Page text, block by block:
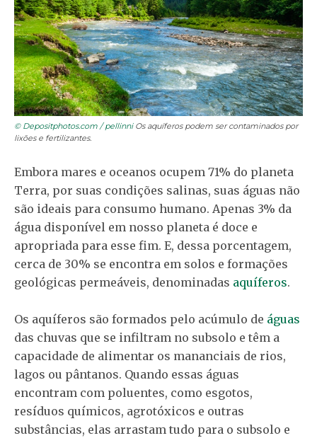
© Depositphotos.com / pellinniOs aquíferos podem ser contaminados por
lixões e fertilizantes.
Embora mares e oceanos ocupem 71% do planeta
Terra, por suas condições salinas, suas águas não
são ideais para consumo humano. Apenas 3% da
água disponível em nosso planeta é doce e
apropriada para esse fim. E, dessa porcentagem,
cerca de 30% se encontra em solos e formações
geológicas permeáveis, denominadas aquíferos.
Os aquíferos são formados pelo acúmulo de águas
das chuvas que se infiltram no subsolo e têm a
capacidade de alimentar os mananciais de rios,
lagos ou pântanos. Quando essas águas
encontram com poluentes, como esgotos,
resíduos químicos, agrotóxicos e outras
substâncias, elas arrastam tudo para o subsolo e